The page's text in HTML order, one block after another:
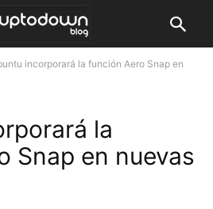
incorporará la función Aero Snap en
la
Snap en nuevas